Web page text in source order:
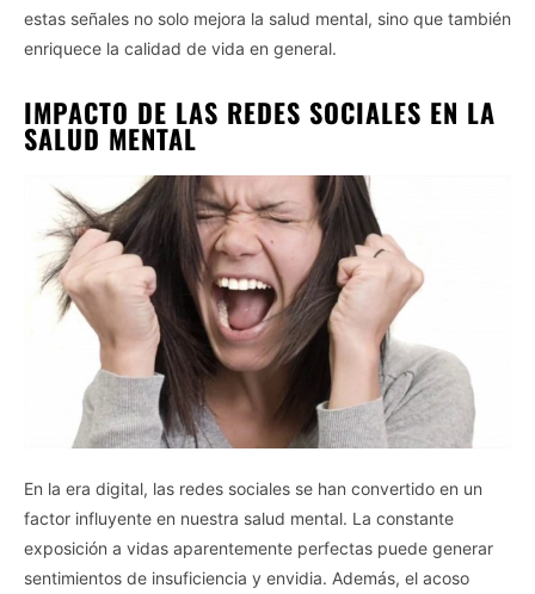
estas señales no solo mejora la salud mental, sino que también
enriquece la calidad de vida en general.
IMPACTO DE LAS REDES SOCIALES EN LA
SALUD MENTAL
En la era digital, las redes sociales se han convertido en un
factor influyente en nuestra salud mental. La constante
exposición a vidas aparentemente perfectas puede generar
sentimientos de insuficiencia y envidia. Además, el acoso